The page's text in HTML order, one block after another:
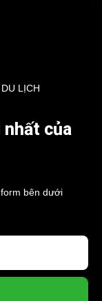
nhất của
bên dưới